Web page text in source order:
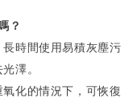
？
時間使用易積灰塵污
澤。
化的情況下，可恢復